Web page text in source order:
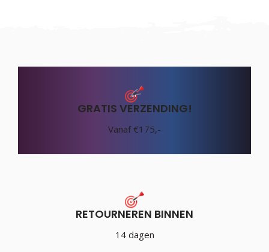
GRATIS VERZENDING!
Vanaf €175,-
RETOURNEREN BINNEN
14 dagen